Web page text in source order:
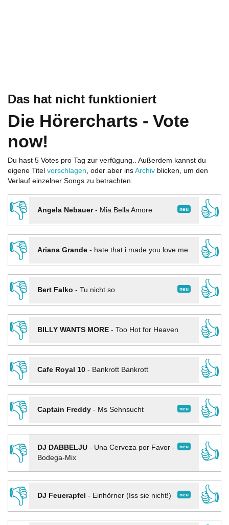
Das hat nicht funktioniert
Die Hörercharts - Vote
now!
Du hast 5 Votes pro Tag zur verfügung.. Außerdem kannst du
eigene Titel vorschlagen, oder aber ins Archiv blicken, um den
Verlauf einzelner Songs zu betrachten.
👎 neu
Angela Nebauer- Mia Bella Amore
👍
👎
Ariana Grande- hate that i made you love me
👍
👎
neu
Bert Falko - Tu nicht so
👍
👎
BILLY WANTS MORE- Too Hot for Heaven
👍
👎
Cafe Royal 10- Bankrott Bankrott
👍
👎
neu
Captain Freddy- Ms Sehnsucht
👍
👎
neu
DJ DABBELJU- Una Cerveza por Favor -
Bodega-Mix
👍
👎
neu
DJ Feuerapfel - Einhörner (Iss sie nicht!)
👍